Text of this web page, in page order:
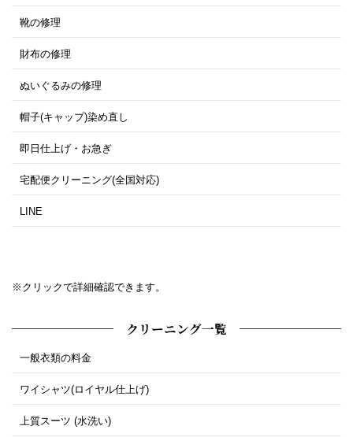
靴の修理
財布の修理
ぬいぐるみの修理
帽子(キャップ)染め直し
即日仕上げ・お急ぎ
宅配便クリーニング(全国対応)
LINE
※クリックで詳細確認できます。
クリーニング一覧
一般衣類の料金
ワイシャツ(ロイヤル仕上げ)
上質スーツ (水洗い)